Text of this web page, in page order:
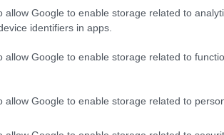
allow Google to enable storage related to
identifiers in apps.
allow Google to enable storage related to
allow Google to enable storage related to
l’amministrazione comunale, ha
nella giornata di martedì 4 luglio, alle
città, invia Isola Peddone . Nel corso
solo i
economici che ilGruppo Italgas